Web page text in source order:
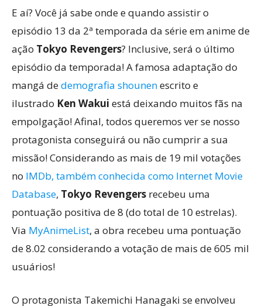
E aí? Você já sabe onde e quando assistir o
episódio 13 da 2ª temporada da série em anime de
ação Tokyo Revengers? Inclusive, será o último
episódio da temporada! A famosa adaptação do
mangá dedemografia shounenescrito e
ilustrado Ken Wakui está deixando muitos fãs na
empolgação! Afinal, todos queremos ver se nosso
protagonista conseguirá ou não cumprir a sua
missão! Considerando as mais de 19 mil votações
no IMDb, também conhecida como Internet Movie
Database, Tokyo Revengers recebeu uma
pontuação positiva de 8 (do total de 10 estrelas).
Via MyAnimeList, a obra recebeu uma pontuação
de 8.02 considerando a votação de mais de 605 mil
usuários!
O protagonista Takemichi Hanagaki se envolveu